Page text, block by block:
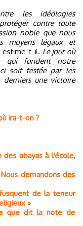
les idéologies
contre toute
noble que nous
moyens légaux et
estime-t-il. Le jour où
qui fondent notre
soit testée par les
derniers une victoire
ira-t-on ?
abayas à l'école,
demandons des
de la teneur
»
que dit la note de